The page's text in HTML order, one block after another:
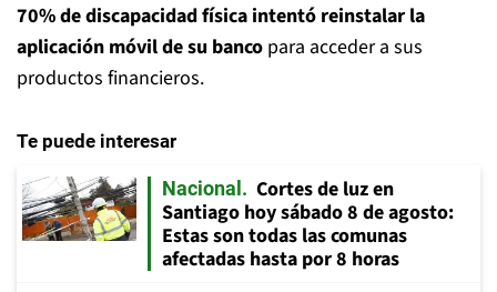
70% de discapacidad física intentó reinstalar la
aplicación móvil de su banco para acceder a sus
productos financieros.
Te puede interesar
Nacional
Cortes de luz en
Santiago hoy sábado 8 de agosto:
Estas son todas las comunas
afectadas hasta por 8 horas